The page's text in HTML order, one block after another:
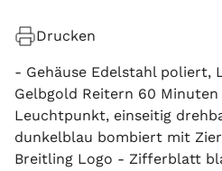
Drucken
- Gehäuse Edelstahl poliert,
Gelbgold Reitern 60 Minuten
Leuchtpunkt, einseitig
dunkelblau bombiert mit
Breitling Logo - Zifferblatt